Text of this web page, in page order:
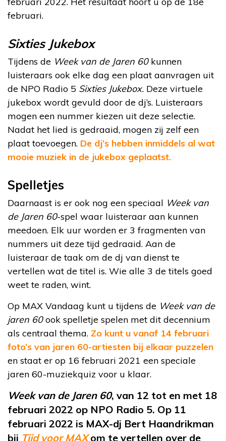
februari.
Sixties Jukebox
Tijdens de Week van de Jaren 60kunnen
luisteraars ook elke dag een plaat aanvragen uit
de NPO Radio 5 Sixties Jukebox. Deze virtuele
jukebox wordt gevuld door de dj’s. Luisteraars
mogen een nummer kiezen uit deze selectie.
Nadat het lied is gedraaid, mogen zij zelf een
plaat toevoegen. De dj’s hebben inmiddels al wat
mooie muziek in de jukebox geplaatst.
Spelletjes
Daarnaast is er ook nog een speciaal Week van
de Jaren 60-spel waar luisteraar aan kunnen
meedoen. Elk uur worden er 3 fragmenten van
nummers uit deze tijd gedraaid. Aan de
luisteraar de taak om de dj van dienst te
vertellen wat de titel is. Wie alle 3 de titels goed
weet te raden, wint.
Op MAX Vandaag kunt u tijdens de Week van de
jaren 60ook spelletje spelen met dit decennium
als centraal thema. Zo kunt u vanaf 14 februari
foto’s van jaren 60-artiesten bij elkaar puzzelen
en staat er op 16 februari 2021 een speciale
jaren 60-muziekquiz voor u klaar.
Week van de Jaren 60, van 12 tot en met 18
februari 2022 op NPO Radio 5. Op 11
februari 2022 is MAX-dj Bert Haandrikman
bij Tijd voor MAX om te vertellen over de